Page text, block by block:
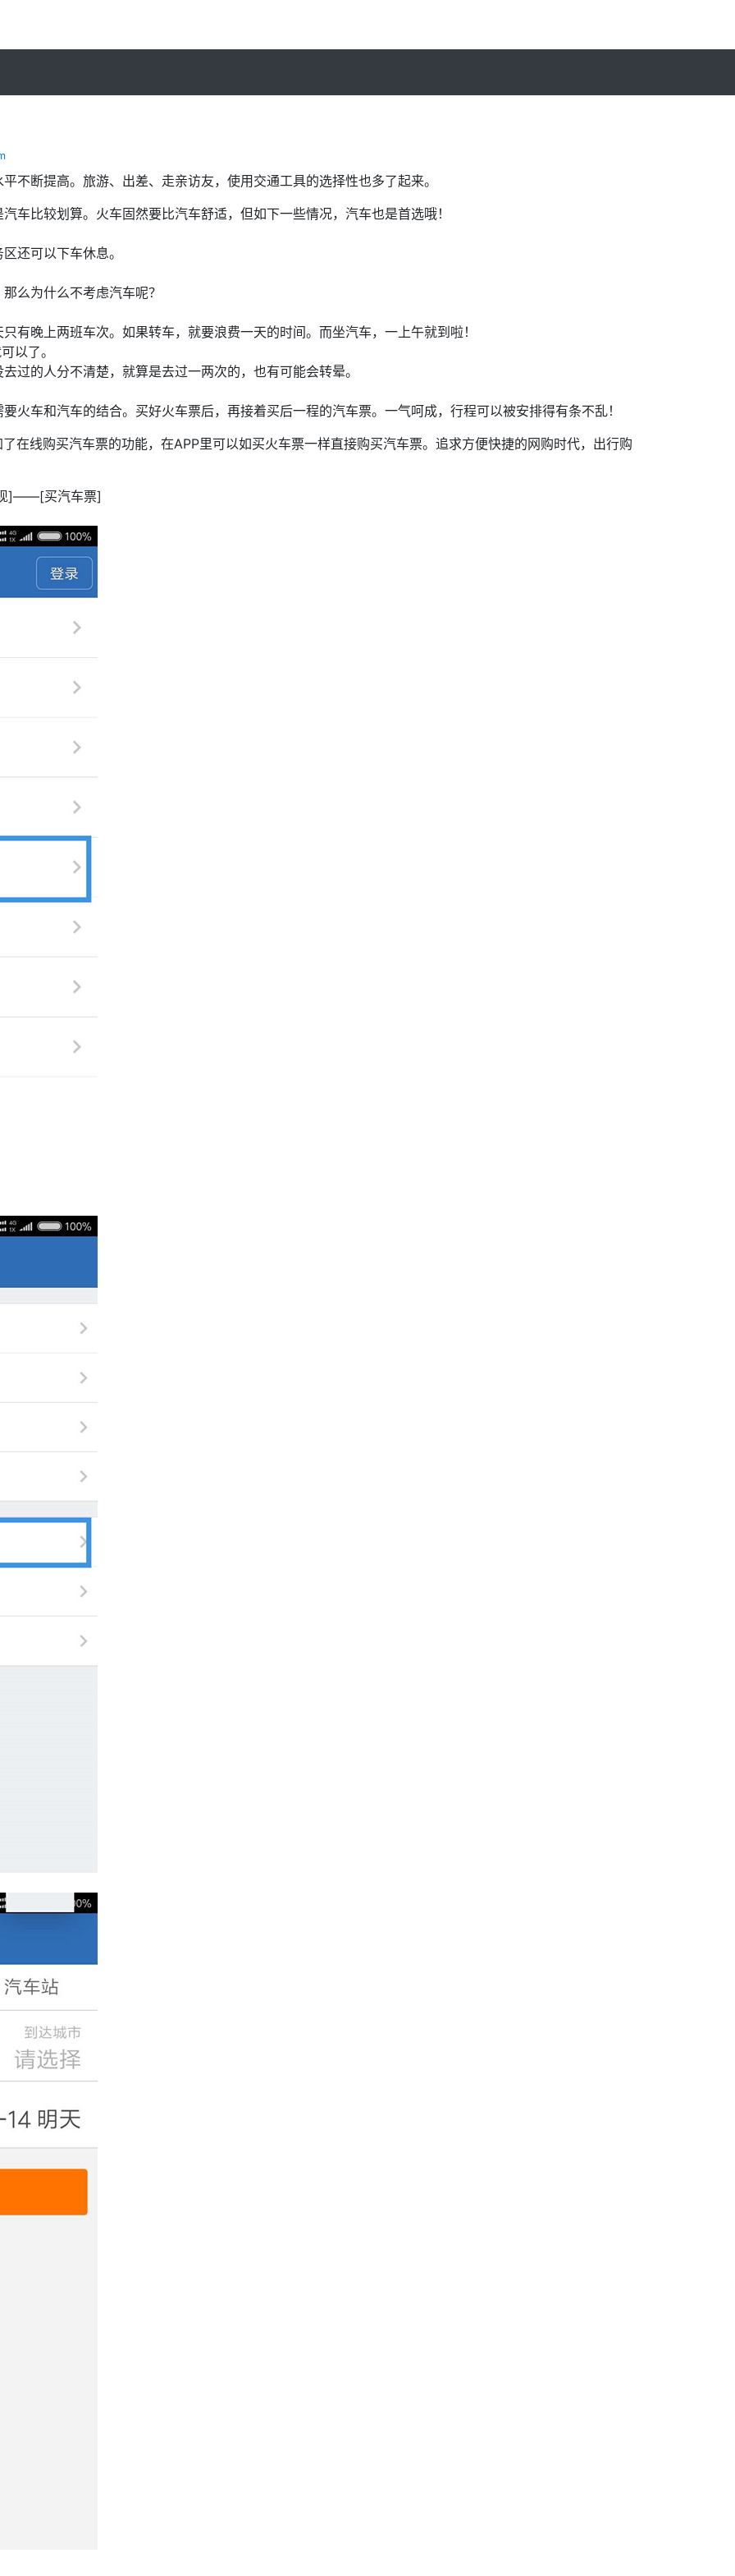
不断提高。旅游、出差、走亲访友，使用交通工具的选择性也多了起来。
车比较划算。火车固然要比汽车舒适，但如下一些情况，汽车也是首选哦！
还可以下车休息。
么为什么不考虑汽车呢？
有晚上两班车次。如果转车，就要浪费一天的时间。而坐汽车，一上午就到啦！
以了。
过的人分不清楚，就算是去过一两次的，也有可能会转晕。
火车和汽车的结合。买好火车票后，再接着买后一程的汽车票。一气呵成，行程可以被安排得有条不乱！
在线购买汽车票的功能，在APP里可以如买火车票一样直接购买汽车票。追求方便快捷的网购时代，出行购
]——[买汽车票]